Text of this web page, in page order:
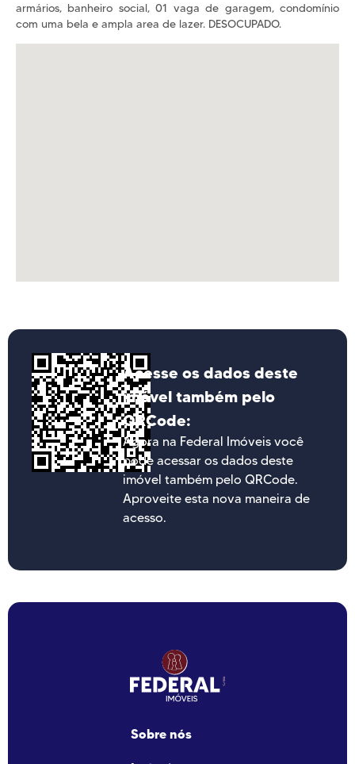
armários, banheiro social, 01 vaga de garagem, condomínio
com uma bela e ampla area de lazer. DESOCUPADO.
Acesse os dados deste
imóvel também pelo
QRCode:
Agora na Federal Imóveis você
pode acessar os dados deste
imóvel também pelo QRCode.
Aproveite esta nova maneira de
acesso.
Sobre nós